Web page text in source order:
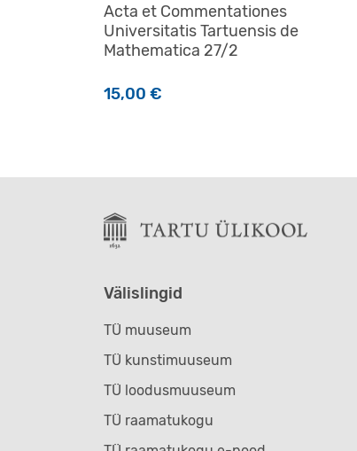
Acta et Commentationes
Universitatis Tartuensis de
Mathematica 27/2
15,00 €
Välislingid
TÜ muuseum
TÜ kunstimuuseum
TÜ loodusmuuseum
TÜ raamatukogu